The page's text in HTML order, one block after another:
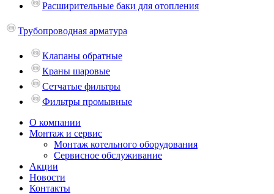
Расширительные баки для отопления
Трубопроводная арматура
Клапаны обратные
Краны шаровые
Сетчатые фильтры
Фильтры промывные
О компании
Монтаж и сервис
Монтаж котельного оборудования
Сервисное обслуживание
Акции
Новости
Контакты